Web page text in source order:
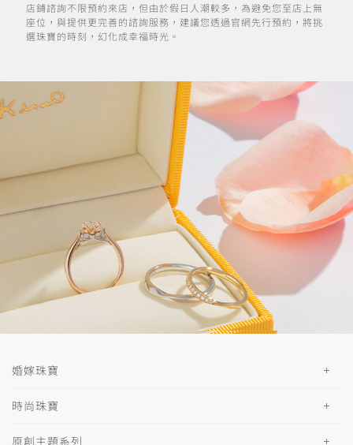
店鋪諮詢不限預約來店，但由於假日人潮較多，為避免您至店上無
座位，與提供更完善的諮詢服務，建議您透過官網先行預約，將挑
選珠寶的時刻，幻化成幸福時光。
婚嫁珠寶
時尚珠寶
原創主題系列